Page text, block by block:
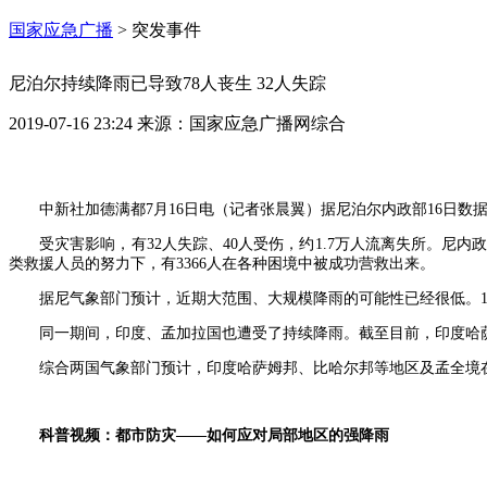
国家应急广播 > 突发事件
尼泊尔持续降雨已导致78人丧生 32人失踪
2019-07-16 23:24 来源： 国家应急广播网综合
中新社加德满都7月16日电（记者张晨翼）据尼泊尔内政部16日数
受灾害影响，有32人失踪、40人受伤，约1.7万人流离失所。尼
类救援人员的努力下，有3366人在各种困境中被成功营救出来。
据尼气象部门预计，近期大范围、大规模降雨的可能性已经很低。
同一期间，印度、孟加拉国也遭受了持续降雨。截至目前，印度
综合两国气象部门预计，印度哈萨姆邦、比哈尔邦等地区及孟全
科普视频：都市防灾——如何应对局部地区的强降雨